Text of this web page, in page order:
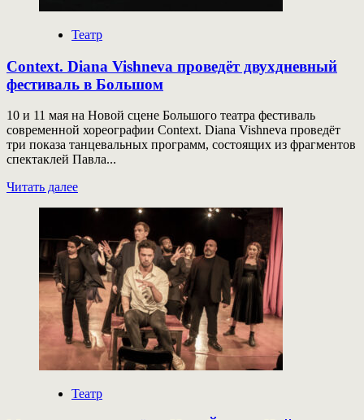
Театр
Context. Diana Vishneva проведёт двухдневный
фестиваль в Большом
10 и 11 мая на Новой сцене Большого театра фестиваль
современной хореографии Context. Diana Vishneva проведёт
три показа танцевальных программ, состоящих из фрагментов
спектаклей Павла...
Читать далееПрочитать
Diana
Vishneva
проведёт
двухдневный
фестиваль
в Большом
Театр